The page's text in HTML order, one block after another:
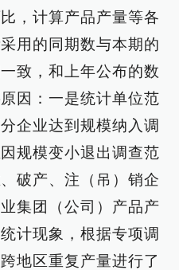
，计算产品产量等各
用的同期数与本期的
致，和上年公布的数
因：一是统计单位范
企业达到规模纳入调
规模变小退出调查范
破产、注（吊）销企
集团（公司）产品产
计现象，根据专项调
地区重复产量进行了